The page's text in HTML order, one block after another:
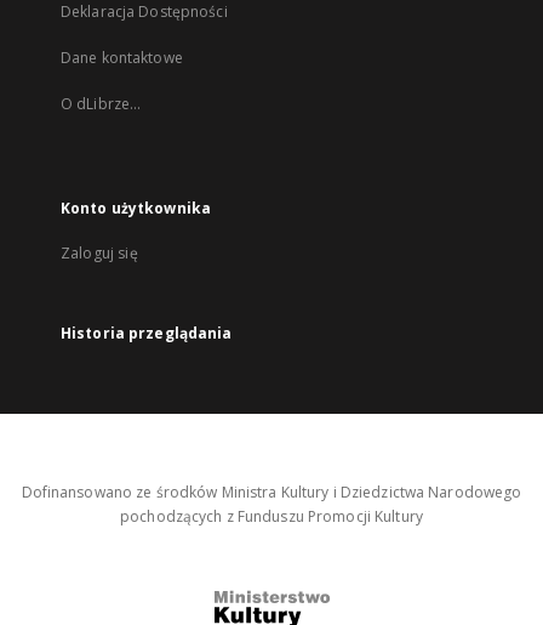
Deklaracja Dostępności
Dane kontaktowe
O dLibrze...
Konto użytkownika
Zaloguj się
Historia przeglądania
Dofinansowano ze środków Ministra Kultury i Dziedzictwa Narodowego
pochodzących z Funduszu Promocji Kultury